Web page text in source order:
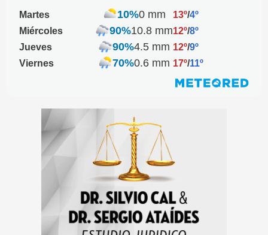
Martes 10%0 mm 13º/4º
Miércoles
90%10.8 mm12º/8º
Jueves
90%4.5 mm 12º/9º
Viernes
70%0.6 mm 17º/11º